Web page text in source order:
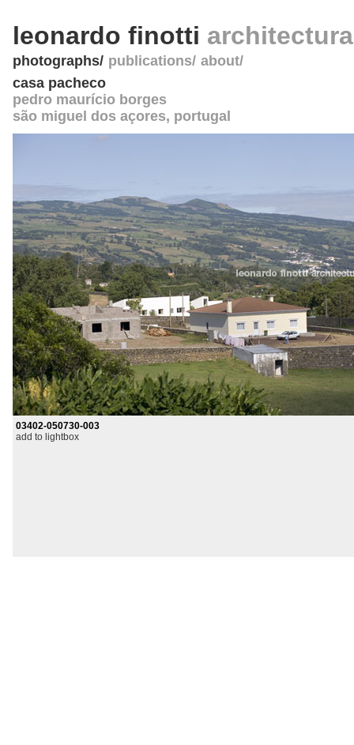
leonardo finotti
photographs publications about
casa pacheco
pedro maurício borges
são miguel dos açores, portugal
03402-050730-003
add to lightbox